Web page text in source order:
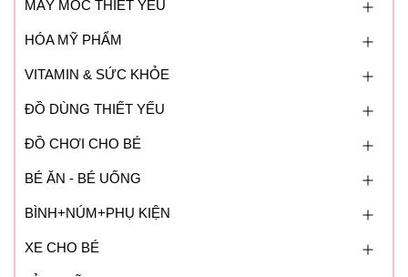
MÁY MÓC THIẾT YẾU
HÓA MỸ PHẨM
VITAMIN & SỨC KHỎE
ĐỒ DÙNG THIẾT YẾU
ĐỒ CHƠI CHO BÉ
BÉ ĂN - BÉ UỐNG
BÌNH+NÚM+PHỤ KIỆN
XE CHO BÉ